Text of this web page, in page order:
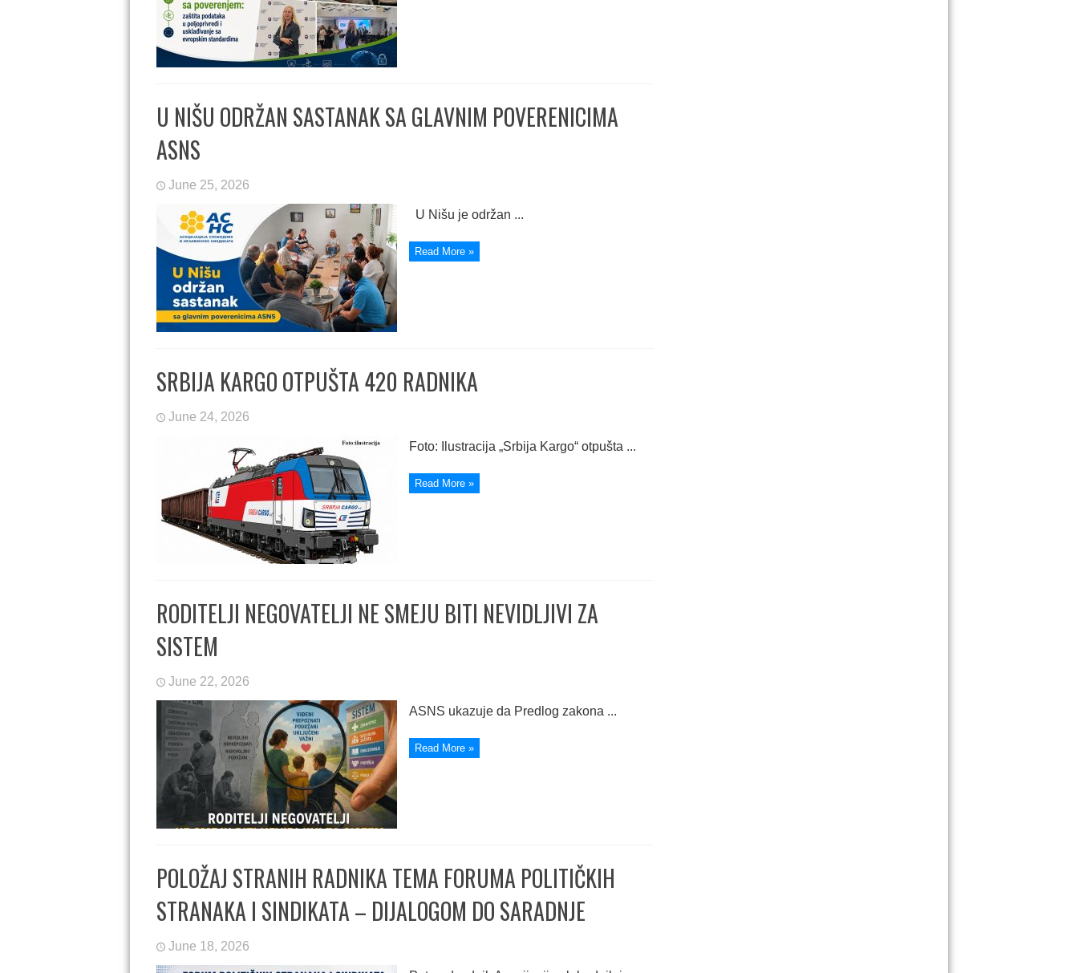
U NIŠU ODRŽAN SASTANAK SA GLAVNIM POVERENICIMA
ASNS
June 25, 2026
U Nišu je održan ...
Read More »
SRBIJA KARGO OTPUŠTA 420 RADNIKA
June 24, 2026
Foto: Ilustracija „Srbija Kargo“ otpušta ...
Read More »
RODITELJI NEGOVATELJI NE SMEJU BITI NEVIDLJIVI ZA
SISTEM
June 22, 2026
ASNS ukazuje da Predlog zakona ...
Read More »
POLOŽAJ STRANIH RADNIKA TEMA FORUMA POLITIČKIH
STRANAKA I SINDIKATA – DIJALOGOM DO SARADNJE
June 18, 2026